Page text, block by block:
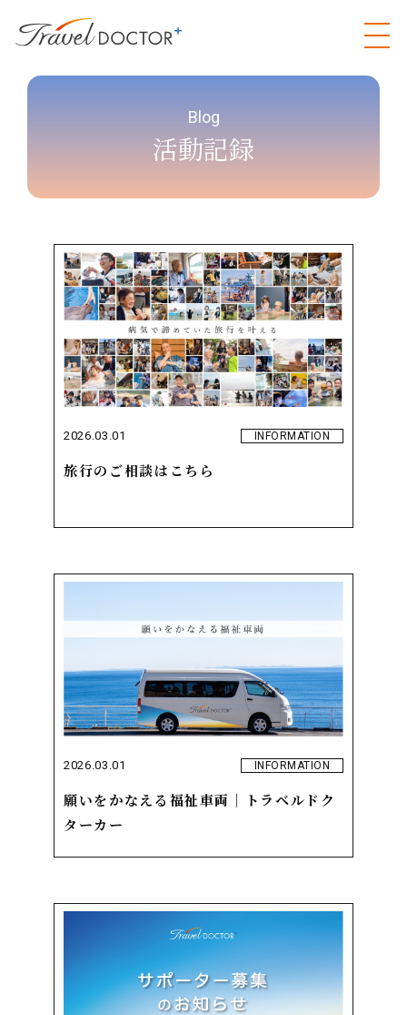
Blog
活動記録
2026.03.01 INFORMATION
旅行のご相談はこちら
2026.03.01 INFORMATION
願いをかなえる福祉車両｜トラベルドク
ターカー